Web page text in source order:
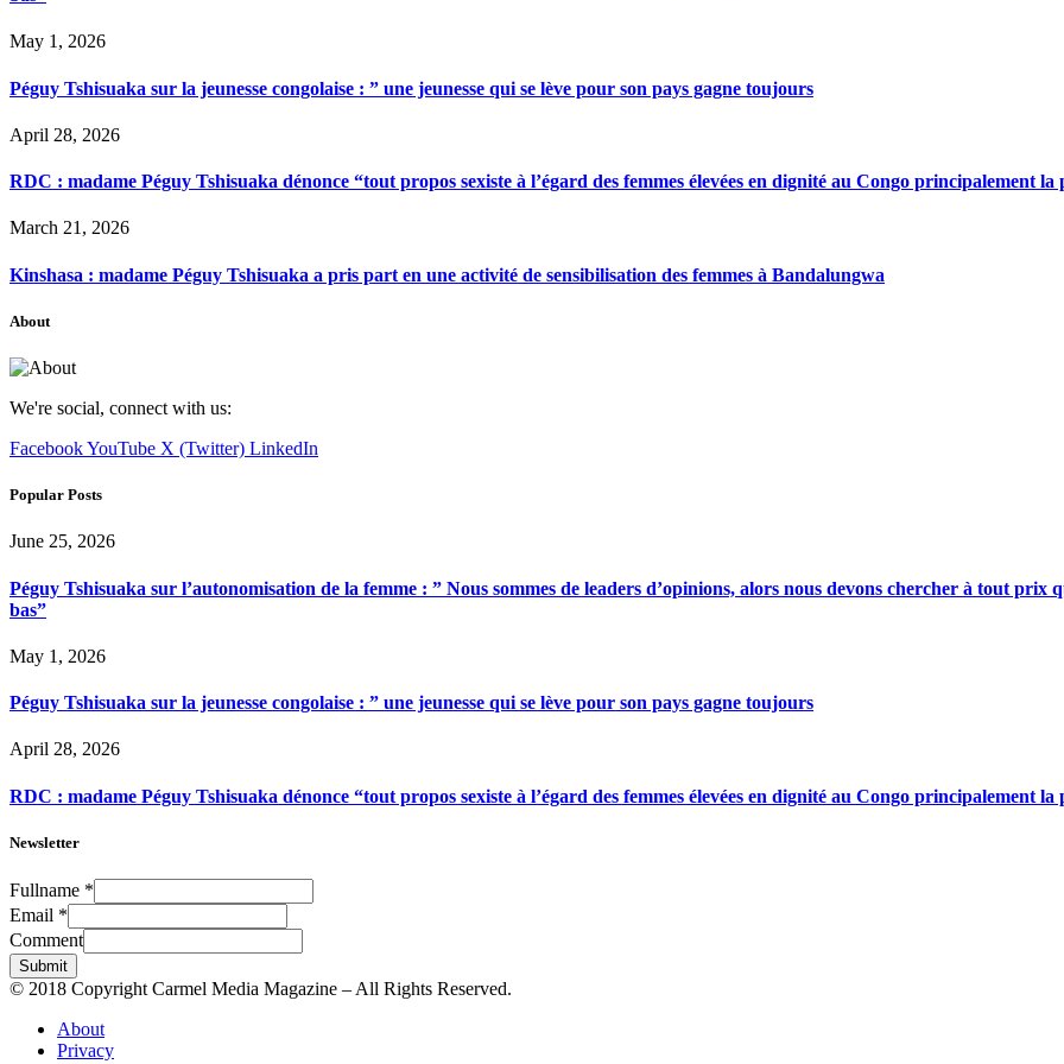
May 1, 2026
Péguy Tshisuaka sur la jeunesse congolaise : ” une jeunesse qui se lève pour son pays gagne toujours
April 28, 2026
RDC : madame Péguy Tshisuaka dénonce “tout propos sexiste à l’égard des femmes élevées en dignité au Congo principalement
March 21, 2026
Kinshasa : madame Péguy Tshisuaka a pris part en une activité de sensibilisation des femmes à Bandalungwa
About
We're social, connect with us:
FacebookYouTube X (Twitter) LinkedIn
Popular Posts
June 25, 2026
Péguy Tshisuaka sur l’autonomisation de la femme : ” Nous sommes de leaders d’opinions, alors nous devons chercher à tout
bas”
May 1, 2026
Péguy Tshisuaka sur la jeunesse congolaise : ” une jeunesse qui se lève pour son pays gagne toujours
April 28, 2026
RDC : madame Péguy Tshisuaka dénonce “tout propos sexiste à l’égard des femmes élevées en dignité au Congo principalement
Newsletter
Fullname *
Email *
Comment
Submit
© 2018 Copyright Carmel Media Magazine – All Rights Reserved.
About
Privacy